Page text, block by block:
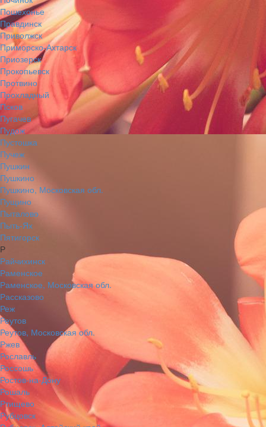
Пошехонье
Правдинск
Приволжск
Приморско-Ахтарск
Приозерск
Прокопьевск
Протвино
Прохладный
Псков
Пугачев
Пудож
Пустошка
Пучеж
Пушкин
Пушкино
Пушкино, Московская обл.
Пущино
Пыталово
Пыть-Ях
Пятигорск
Р
Райчихинск
Раменское
Раменское, Московская обл.
Рассказово
Реж
Реутов
Реутов, Московская обл.
Ржев
Рославль
Россошь
Ростов-на-Дону
Рошаль
Ртищево
Рубцовск